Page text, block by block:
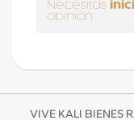
Necesitas
opinión
VIVE KALI BIENES